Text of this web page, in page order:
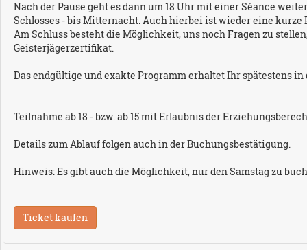
Nach der Pause geht es dann um 18 Uhr mit einer Séance
Schlosses - bis Mitternacht. Auch hierbei ist wieder eine kurze
Am Schluss besteht die Möglichkeit, uns noch Fragen zu
Geisterjägerzertifikat.
Das endgültige und exakte Programm erhaltet Ihr spätestens
Teilnahme ab 18 - bzw. ab 15 mit Erlaubnis der
Details zum Ablauf folgen auch in der Buchungsbestätigung.
Hinweis: Es gibt auch die Möglichkeit, nur den Samstag zu